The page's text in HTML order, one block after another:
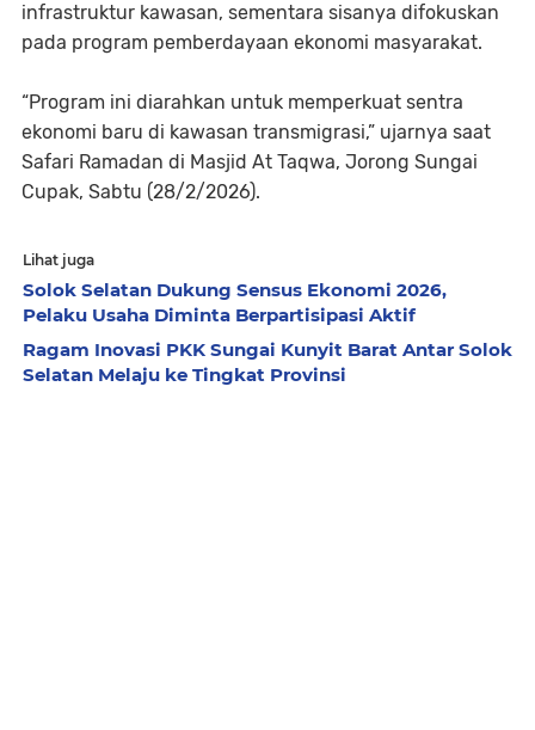
infrastruktur kawasan, sementara sisanya difokuskan
pada program pemberdayaan ekonomi masyarakat.
“Program ini diarahkan untuk memperkuat sentra
ekonomi baru di kawasan transmigrasi,” ujarnya saat
Safari Ramadan di Masjid At Taqwa, Jorong Sungai
Cupak, Sabtu (28/2/2026).
Lihat juga
Solok Selatan Dukung Sensus Ekonomi 2026,
Pelaku Usaha Diminta Berpartisipasi Aktif
Ragam Inovasi PKK Sungai Kunyit Barat Antar Solok
Selatan Melaju ke Tingkat Provinsi